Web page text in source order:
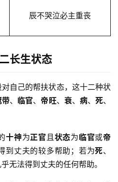
辰不哭泣必主重丧
长生状态
自己的帮扶状态，这十二种状
带、 临官、 帝旺、 衰、 病、死、
十神为正官且状态为临官或帝
到丈夫的较多帮助；若为死、
无法得到丈夫的任何帮助。